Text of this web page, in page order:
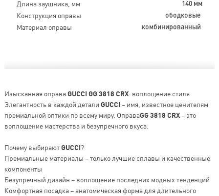
Длина заушника, мм 140 мм
Конструкция оправы ободковые
Материал оправы комбинированный
Изысканная оправаGUCCI GG 3818 CRX: воплощение стиля
Элегантность в каждой детали GUCCI – имя, известное ценителям
премиальной оптики по всему миру. ОправаGG 3818 CRX– это
воплощение мастерства и безупречного вкуса.
Почему выбираютGUCCI?
Премиальные материалы – только лучшие сплавы и качественные
компоненты
Безупречный дизайн – воплощение последних модных тенденций
Комфортная посадка – анатомическая форма для длительного